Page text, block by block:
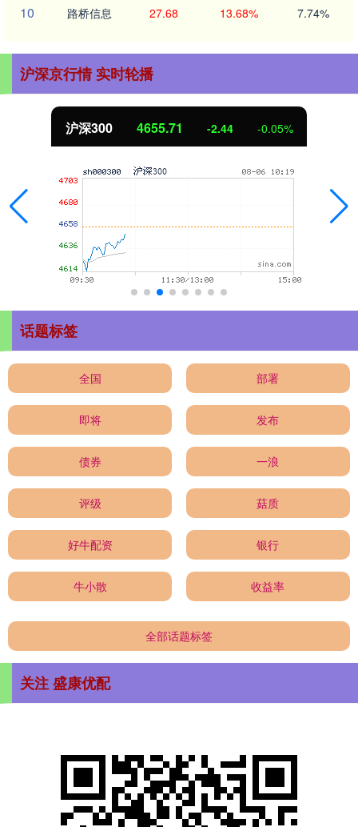
10 路桥信息 27.68 13.68% 7.74%
沪深京行情 实时轮播
沪深300 4655.71 -2.44 -0.05%
话题标签
全国 部署
即将 发布
债券 一浪
评级 菇质
好牛配资 银行
牛小散 收益率
全部话题标签
关注 盛康优配